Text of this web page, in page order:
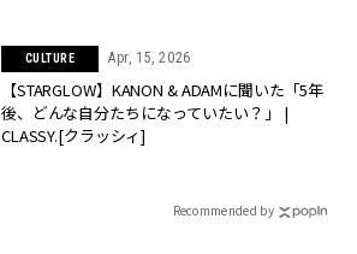
CULTURE Apr, 15, 2026
【STARGLOW】KANON & ADAMに聞いた「5年
後、どんな自分たちになっていたい？」 |
CLASSY.[クラッシィ]
Recommended by